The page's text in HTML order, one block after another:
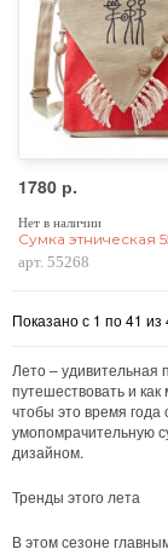
1780 р.
Нет в наличии
Сумка этническая
арт. 55268
Показано с 1 по 41 из
Лето – удивительная
путешествовать и
чтобы это время
умопомрачительную
дизайном.
Тренды этого лета
В этом сезоне